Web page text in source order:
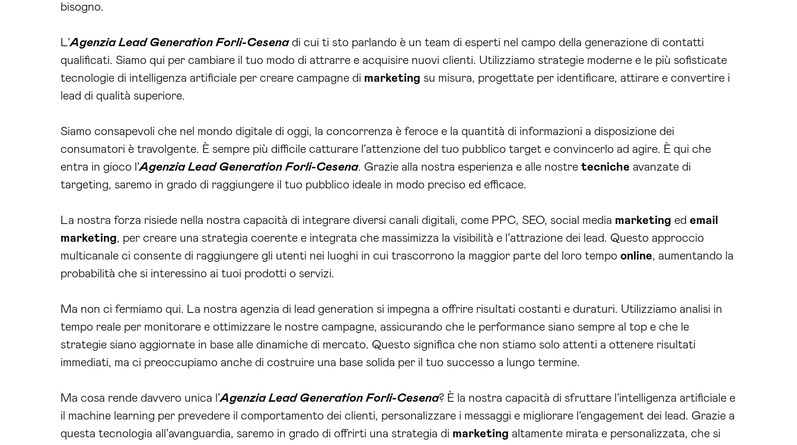
bisogno.
L’Agenzia Lead Generation Forli-Cesenadi cui ti sto parlando è un team di esperti nel campo della generazione di contatti
qualificati. Siamo qui per cambiare il tuo modo di attrarre e acquisire nuovi clienti. Utilizziamo strategie moderne e le più sofisticate
tecnologie di intelligenza artificiale per creare campagne di marketing su misura, progettate per identificare, attirare e convertire i
lead di qualità superiore.
Siamo consapevoli che nel mondo digitale di oggi, la concorrenza è feroce e la quantità di informazioni a disposizione dei
consumatori è travolgente. È sempre più difficile catturare l’attenzione del tuo pubblico target e convincerlo ad agire. È qui che
entra in gioco l’Agenzia Lead Generation Forli-Cesena. Grazie alla nostra esperienza e alle nostre tecniche avanzate di
targeting, saremo in grado di raggiungere il tuo pubblico ideale in modo preciso ed efficace.
La nostra forza risiede nella nostra capacità di integrare diversi canali digitali, come PPC, SEO, social media marketing ed email
marketing, per creare una strategia coerente e integrata che massimizza la visibilità e l’attrazione dei lead. Questo approccio
multicanale ci consente di raggiungere gli utenti nei luoghi in cui trascorrono la maggior parte del loro tempo online, aumentando la
probabilità che si interessino ai tuoi prodotti o servizi.
Ma non ci fermiamo qui. La nostra agenzia di lead generation si impegna a offrire risultati costanti e duraturi. Utilizziamo analisi in
tempo reale per monitorare e ottimizzare le nostre campagne, assicurando che le performance siano sempre al top e che le
strategie siano aggiornate in base alle dinamiche di mercato. Questo significa che non stiamo solo attenti a ottenere risultati
immediati, ma ci preoccupiamo anche di costruire una base solida per il tuo successo a lungo termine.
Ma cosa rende davvero unica l’Agenzia Lead Generation Forli-Cesena? È la nostra capacità di sfruttare l’intelligenza artificiale e
il machine learning per prevedere il comportamento dei clienti, personalizzare i messaggi e migliorare l’engagement dei lead. Grazie a
questa tecnologia all’avanguardia, saremo in grado di offrirti una strategia di marketing altamente mirata e personalizzata, che si